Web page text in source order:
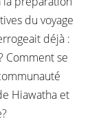
du voyage
déjà :
Comment se
Hiawatha et